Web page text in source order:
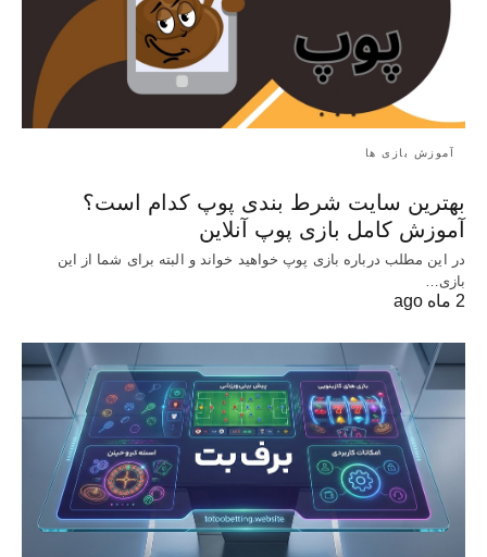
آموزش بازی ها
بهترین سایت شرط بندی پوپ کدام است؟
آموزش کامل بازی پوپ آنلاین
در این مطلب درباره بازی پوپ خواهید خواند و البته برای شما از این
بازی…
2 ماه ago